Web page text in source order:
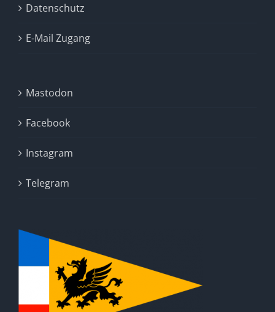
Datenschutz
E-Mail Zugang
Mastodon
Facebook
Instagram
Telegram